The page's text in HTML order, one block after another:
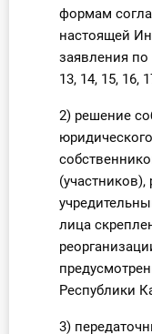
формам
настоящей
заявления
13, 14, 15, 16,
2) решение
лица
Республики
3)